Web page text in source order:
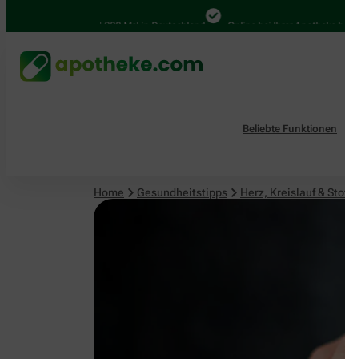
4.000 Mal in Deutschland Online bei Ihrer Apotheke bestellen
Beliebte Funktionen
Home Gesundheitstipps Herz, Kreislauf &
Herz, Kreislauf & Stoffwechsel